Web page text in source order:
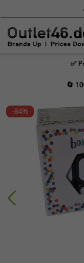
✅
🔄
-84%